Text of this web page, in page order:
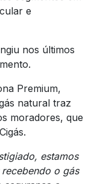
e
nos últimos
Premium,
natural traz
moradores, que
estamos
o gás